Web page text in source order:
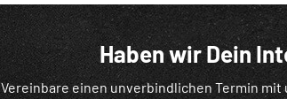
Haben wir Dein
Vereinbare einen unverbindlichen Termin